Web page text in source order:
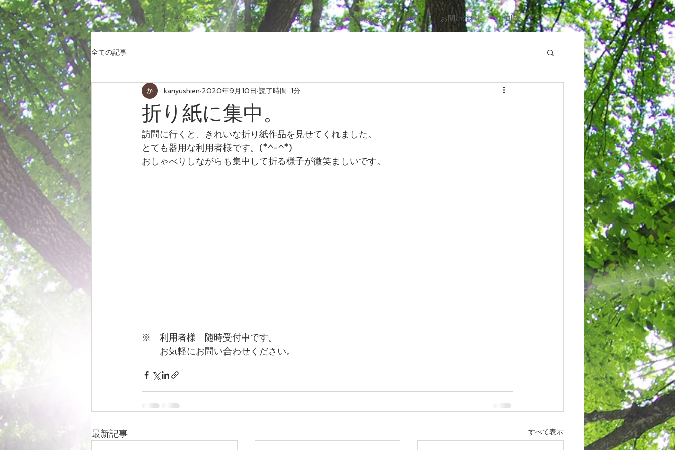
Home えんについて 支援内容 ご相談内容 ご利用方法 費用 お問い合わせ Blog
全ての記事
折り紙に集中。
kariyushien 2020年9月10日 読了時間: 1分
訪問に行くと、きれいな折り紙作品を見せてくれました。
とても器用な利用者様です。(*^-^*)
おしゃべりしながらも集中して折る様子が微笑ましいです。
※　利用者様　随時受付中です。
お気軽にお問い合わせください。
最新記事 すべて表示